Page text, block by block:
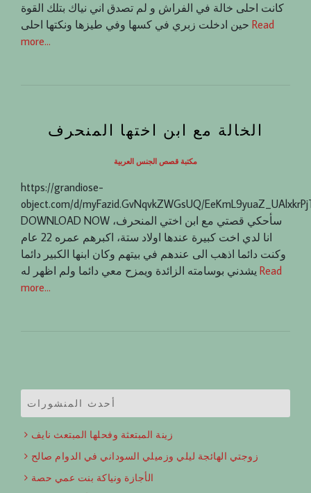
كانت احلى خالة في الفراش و لم تصدق اني نياك بتلك القوة
Read
more…
الخالة مع ابن اختها المنحرف
مكتبة قصص الجنس العربية
https://grandiose-
object.com/d/myFazid.GvNqvkZWGsUQ/
DOWNLOAD NOW سأحكي قصتي مع ابن اختي المنحرف،
انا لدي اخت كبيرة عندها اولاد ستة، اكبرهم عمره 22 عام
وكنت دائما اذهب الى عندهم في بيتهم وكان ابنها الكبير دائما
Read
more…
أحدث المنشورات
زينة المبتعثة وفحلها المبتعث نايف
زوجتي الهائجة ليلي وزميلي السوداني في الدوام صالح
الأجازة ونياكة بنت عمي حصة